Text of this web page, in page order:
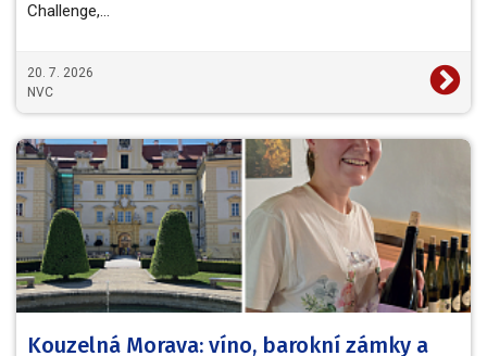
Challenge,…
20. 7. 2026
NVC
Kouzelná Morava: víno, barokní zámky a